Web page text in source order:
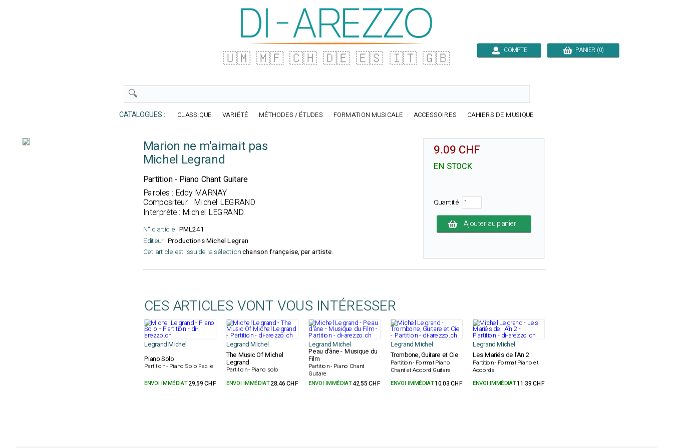
🇺🇲 🇲🇫 🇨🇭 🇩🇪 🇪🇸 🇮🇹 🇬🇧 COMPTE PANIER (0)
CATALOGUES : CLASSIQUE VARIÉTÉ MÉTHODES / ÉTUDES FORMATION MUSICALE ACCESSOIRES CAHIERS DE MUSIQUE
Marion ne m'aimait pas
Michel Legrand
Partition - Piano Chant Guitare
Paroles : Eddy MARNAY
Compositeur : Michel LEGRAND
Interprète : Michel LEGRAND.
N° d'article : PML241
Editeur :Productions Michel Legran
Cet article est issu de la sélectionchanson française, par artiste.
9.09 CHF
EN STOCK
Quantité
Ajouter au panier
CES ARTICLES VONT VOUS INTÉRESSER
Legrand Michel Legrand Michel Legrand Michel Legrand Michel
Legrand Michel
Piano Solo
Partition - Piano Solo Facile
The Music Of Michel
Legrand
Partition - Piano solo
Peau d'âne - Musique du
Film
Partition - Piano Chant
Guitare
Trombone, Guitare et Cie
Partition - Format Piano
Chant et Accord Guitare
Les Mariés de l'An 2
Partition - Format Piano et
Accords
ENVOI IMMÉDIAT29.59 CHF ENVOI IMMÉDIAT28.46 CHF ENVOI IMMÉDIAT42.55 CHF ENVOI IMMÉDIAT10.03 CHF ENVOI IMMÉDIAT11.39 CHF